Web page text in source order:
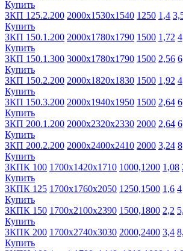
Купить
ЗКП 125.2.200 2000х1530х1540 1250 1,4
Купить
ЗКП 150.1.200 2000х1780х1790 1500 1,72
Купить
ЗКП 150.1.300 3000х1780х1790 1500 2,56
Купить
ЗКП 150.2.200 2000х1820х1830 1500 1,92
Купить
ЗКП 150.3.200 2000х1940х1950 1500 2,64
Купить
ЗКП 200.1.200 2000х2320х2330 2000 2,64
Купить
ЗКП 200.2.200 2000х2400х2410 2000 3,24
Купить
ЗКПК 100 1700х1420х1710 1000,1200 1,08
Купить
ЗКПК 125 1700х1760х2050 1250,1500 1,6 4
Купить
ЗКПК 150 1700х2100х2390 1500,1800 2,2
Купить
ЗКПК 200 1700х2740х3030 2000,2400 3,4
Купить